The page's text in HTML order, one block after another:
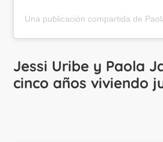
Una publicación compartida de
Jessi Uribe y Paola
cinco años viviendo